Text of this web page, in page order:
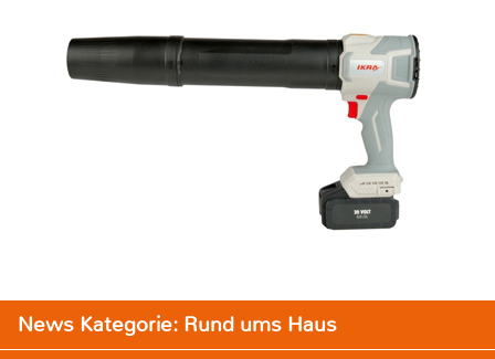
News Kategorie: Rund ums Haus